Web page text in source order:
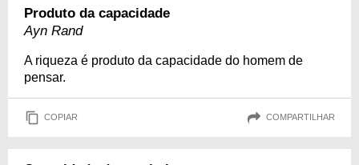
Produto da capacidade
Ayn Rand
A riqueza é produto da capacidade do homem de
pensar.
COPIAR COMPARTILHAR